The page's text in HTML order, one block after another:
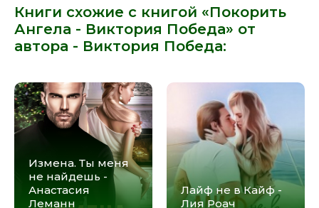
Книги схожие с книгой «Покорить
Ангела - Виктория Победа» от
автора - Виктория Победа:
Измена. Ты меня
не найдешь -
Анастасия
Леманн
Лайф не в Кайф -
Лия Роач